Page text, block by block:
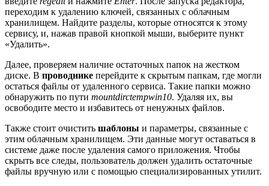
переходим к удалению ключей, связанных с облачным
хранилищем. Найдите разделы, которые относятся к этому
сервису, и, нажав правой кнопкой мыши, выберите пункт
«Удалить».
Далее, проверяем наличие остаточных папок на жестком
диске. В проводнике перейдите к скрытым папкам, где могли
остаться файлы от удаленного сервиса. Такие папки можно
обнаружить по пути mountdirctempwin10. Удаляя их, вы
освободите место и избавитесь от ненужных файлов.
Также стоит очистить шаблоны и параметры, связанные с
этим облачным хранилищем. Эти данные могут оставаться в
системе даже после удаления самого приложения. Чтобы
скрыть все следы, пользователь должен удалить остаточные
файлы вручную или с помощью специализированных утилит.